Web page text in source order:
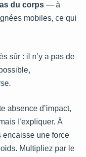
du corps — à
mobiles, ce qui
sûr : il n’y a pas de
absence d’impact,
l’expliquer. À
encaisse une force
Multipliez par le